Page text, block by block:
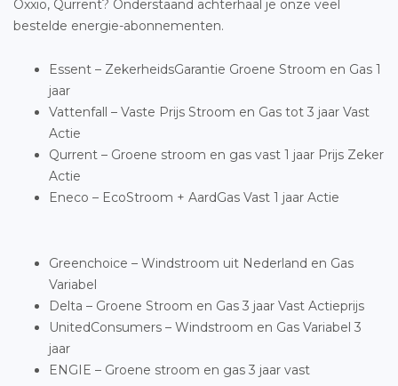
Oxxio, Qurrent? Onderstaand achterhaal je onze veel
bestelde energie-abonnementen.
Essent – ZekerheidsGarantie Groene Stroom en Gas 1
jaar
Vattenfall – Vaste Prijs Stroom en Gas tot 3 jaar Vast
Actie
Qurrent – Groene stroom en gas vast 1 jaar Prijs Zeker
Actie
Eneco – EcoStroom + AardGas Vast 1 jaar Actie
Greenchoice – Windstroom uit Nederland en Gas
Variabel
Delta – Groene Stroom en Gas 3 jaar Vast Actieprijs
UnitedConsumers – Windstroom en Gas Variabel 3
jaar
ENGIE – Groene stroom en gas 3 jaar vast